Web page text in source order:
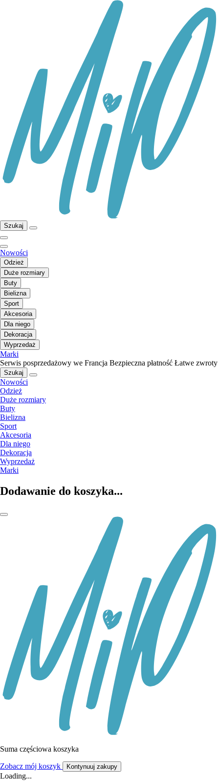
Szukaj
Nowości
Odzież
Duże rozmiary
Buty
Bielizna
Sport
Akcesoria
Dla niego
Dekoracja
Wyprzedaż
Marki
Serwis posprzedażowy we Francja Bezpieczna płatność Łatwe zwroty
Szukaj
Nowości
Odzież
Duże rozmiary
Buty
Bielizna
Sport
Akcesoria
Dla niego
Dekoracja
Wyprzedaż
Marki
Dodawanie do koszyka...
Suma częściowa koszyka
Zobacz mój koszyk Kontynuuj zakupy
Loading...